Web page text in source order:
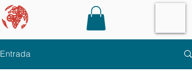
Entrada